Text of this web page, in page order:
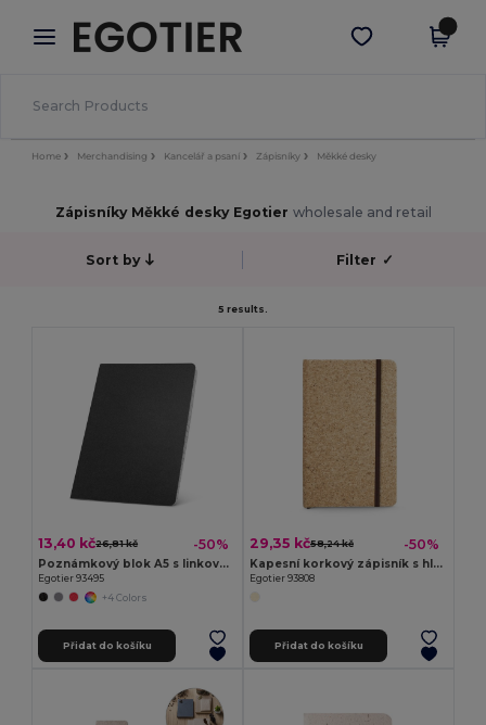
× Aplikace Egotier
Lepší ceny v aplikaci!
Stáhnout app
Home Merchandising Kancelář a psaní Zápisníky Měkké desky
Zápisníky Měkké desky Egotier wholesale and retail
Sort by Filter ✓
5 results.
13,40 kč26,81 kč -50%
Poznámkový blok A5 s linkovanými listy
Egotier 93495
+4 Colors
Přidat do košíku
29,35 kč58,24 kč -50%
Kapesní korkový zápisník s hladkými stránkami, z materiálu certifikovaného FSC™ a dalších kontrolovaných materiálů
Egotier 93808
Přidat do košíku